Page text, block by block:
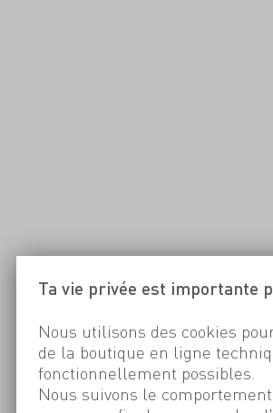
Ta vie privée est importante
Nous utilisons des cookies
de la boutique en ligne
fonctionnellement possibles.
Nous suivons le